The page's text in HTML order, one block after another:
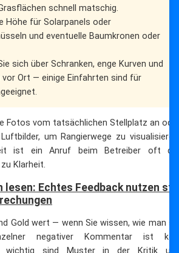
schnell matschig.
Höhe für Solarpanels oder
und eventuelle Baumkronen oder
sich über Schranken, enge Kurven und
vor Ort — einige Einfahrten sind für
Fotos vom tatsächlichen Stellplatz an
um Rangierwege zu
ist ein Anruf beim Betreiber oft
Klarheit.
lesen: Echtes Feedback nutzen
Gold wert — wenn Sie wissen, wie man
negativer Kommentar ist
wichtig sind Muster in der Kritik